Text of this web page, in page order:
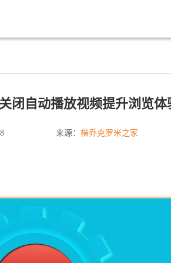
闭自动播放视频提升浏览体
来源： 楷乔克罗米之家